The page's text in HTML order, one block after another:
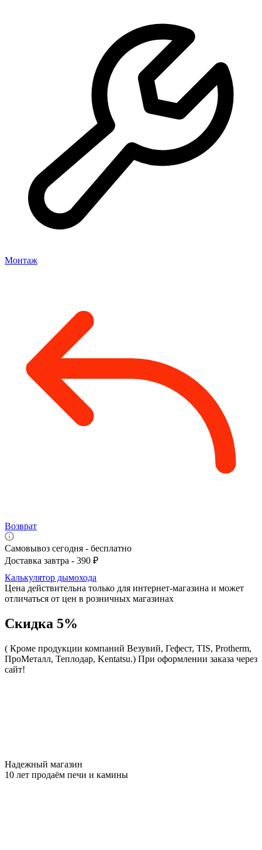
Монтаж
Возврат
Самовывоз сегодня - бесплатно
Доставка завтра - 390 ₽
Калькулятор дымохода
Цена действительна только для интернет-магазина и может
отличаться от цен в розничных магазинах
Скидка 5%
( Кроме продукции компаний Везувий, Гефест, TIS, Protherm,
ПроМеталл, Теплодар, Kentatsu.) При оформлении заказа через
сайт!
Надежный магазин
10 лет продаём печи и камины